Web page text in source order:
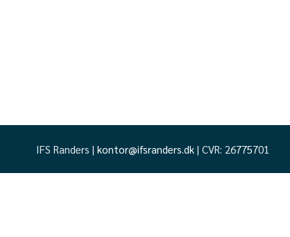
IFS Randers | kontor@ifsranders.dk | CVR: 26775701